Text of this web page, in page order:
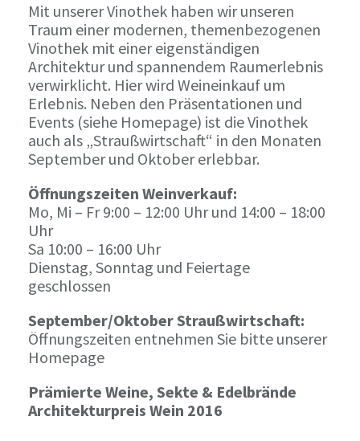
Mit unserer Vinothek haben wir unseren
Traum einer modernen, themenbezogenen
Vinothek mit einer eigenständigen
Architektur und spannendem Raumerlebnis
verwirklicht. Hier wird Weineinkauf um
Erlebnis. Neben den Präsentationen und
Events (siehe Homepage) ist die Vinothek
auch als „Straußwirtschaft“ in den Monaten
September und Oktober erlebbar.
Öffnungszeiten Weinverkauf:
Mo, Mi – Fr 9:00 – 12:00 Uhr und 14:00 – 18:00
Uhr
Sa 10:00 – 16:00 Uhr
Dienstag, Sonntag und Feiertage
geschlossen
September/Oktober Straußwirtschaft:
Öffnungszeiten entnehmen Sie bitte unserer
Homepage
Prämierte Weine, Sekte & Edelbrände
Architekturpreis Wein 2016